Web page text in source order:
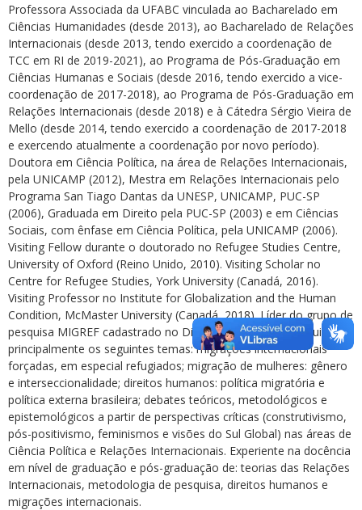
Professora Associada da UFABC vinculada ao Bacharelado em
Ciências Humanidades (desde 2013), ao Bacharelado de Relações
Internacionais (desde 2013, tendo exercido a coordenação de
TCC em RI de 2019-2021), ao Programa de Pós-Graduação em
Ciências Humanas e Sociais (desde 2016, tendo exercido a vice-
coordenação de 2017-2018), ao Programa de Pós-Graduação em
Relações Internacionais (desde 2018) e à Cátedra Sérgio Vieira de
Mello (desde 2014, tendo exercido a coordenação de 2017-2018
e exercendo atualmente a coordenação por novo período).
Doutora em Ciência Política, na área de Relações Internacionais,
pela UNICAMP (2012), Mestra em Relações Internacionais pelo
Programa San Tiago Dantas da UNESP, UNICAMP, PUC-SP
(2006), Graduada em Direito pela PUC-SP (2003) e em Ciências
Sociais, com ênfase em Ciência Política, pela UNICAMP (2006).
Visiting Fellow durante o doutorado no Refugee Studies Centre,
University of Oxford (Reino Unido, 2010). Visiting Scholar no
Centre for Refugee Studies, York University (Canadá, 2016).
Visiting Professor no Institute for Globalization and the Human
Condition, McMaster University (Canadá, 2018). Líder do grupo de
pesquisa MIGREF cadastrado no Diretório do CNPQ. Pesquisa
principalmente os seguintes temas: migrações internacionais
forçadas, em especial refugiados; migração de mulheres: gênero
e interseccionalidade; direitos humanos: política migratória e
política externa brasileira; debates teóricos, metodológicos e
epistemológicos a partir de perspectivas críticas (construtivismo,
pós-positivismo, feminismos e visões do Sul Global) nas áreas de
Ciência Política e Relações Internacionais. Experiente na docência
em nível de graduação e pós-graduação de: teorias das Relações
Internacionais, metodologia de pesquisa, direitos humanos e
migrações internacionais.